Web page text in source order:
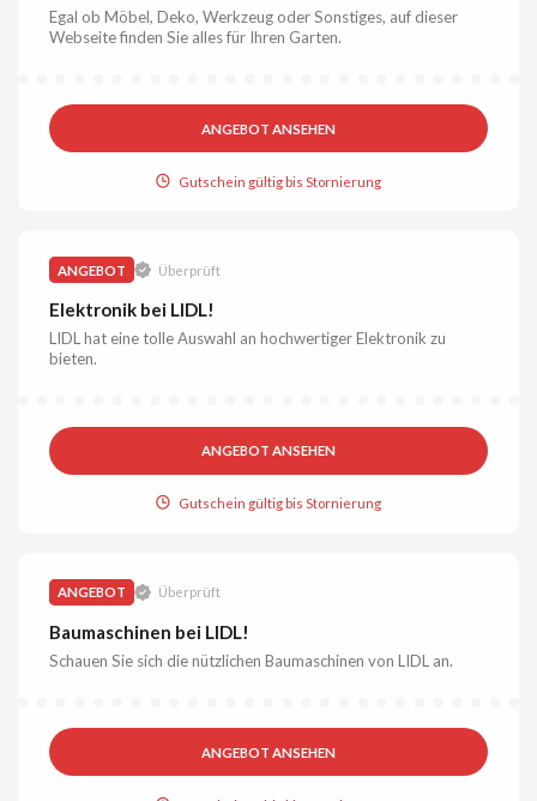
Egal ob Möbel, Deko, Werkzeug oder Sonstiges, auf dieser
Webseite finden Sie alles für Ihren Garten.
ANGEBOT ANSEHEN
Gutschein gültig bis Stornierung
ANGEBOT Überprüft
Elektronik bei LIDL!
LIDL hat eine tolle Auswahl an hochwertiger Elektronik zu
bieten.
ANGEBOT ANSEHEN
Gutschein gültig bis Stornierung
ANGEBOT Überprüft
Baumaschinen bei LIDL!
Schauen Sie sich die nützlichen Baumaschinen von LIDL an.
ANGEBOT ANSEHEN